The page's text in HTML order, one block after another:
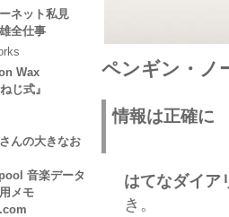
ペンギン・ノ
情報は正確に
はてなダイア
き。
ネット私見
全仕事
Wax
じ式』
んの大きなお
音楽データ
メモ